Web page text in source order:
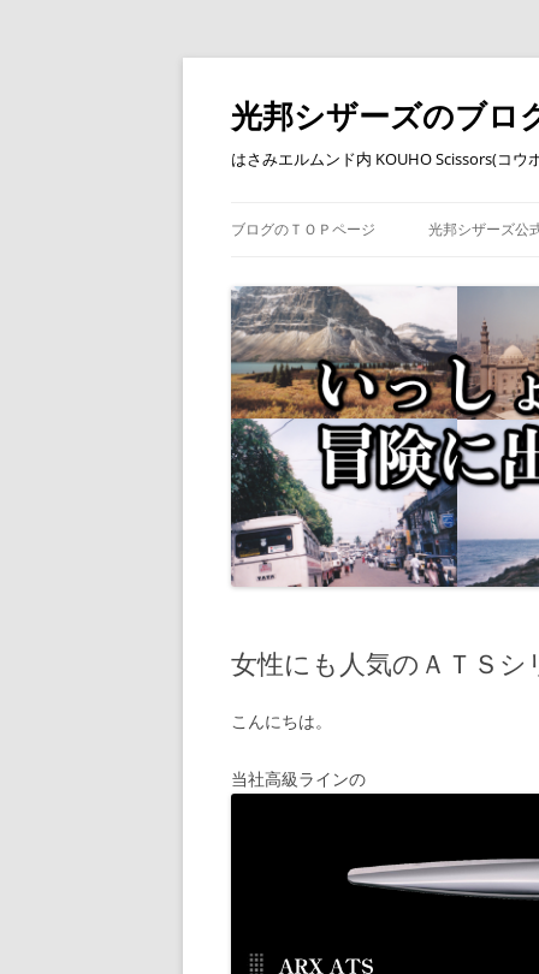
コ
テ
ン
ツ
へ
ス
光邦シザーズのブロ
はさみエルムンド内 KOUHO Scissors(コウ
ブログのＴＯＰページ 光邦シザーズ公
女性にも人気のＡＴＳシ
こんにちは。
当社高級ラインの